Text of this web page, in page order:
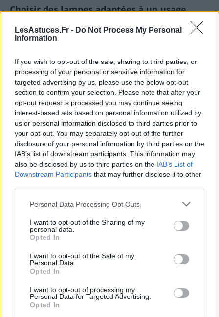
LesAstuces.Fr - Do Not Process My Personal
Information
If you wish to opt-out of the sale, sharing to third parties, or
processing of your personal or sensitive information for
targeted advertising by us, please use the below opt-out
section to confirm your selection. Please note that after your
opt-out request is processed you may continue seeing
interest-based ads based on personal information utilized by
us or personal information disclosed to third parties prior to
your opt-out. You may separately opt-out of the further
disclosure of your personal information by third parties on the
IAB’s list of downstream participants. This information may
also be disclosed by us to third parties on the IAB’s List of
Downstream Participants that may further disclose it to other
Personal Data Processing Opt Outs
I want to opt-out of the Sharing of my
personal data.
Opted In
I want to opt-out of the Sale of my
Personal Data.
Opted In
I want to opt-out of processing my
Personal Data for Targeted Advertising.
Opted In
Choisir des lampes adaptées à un usage
Optez pour des lampes à LED avec un flux lumineux
personnalisable. Certaines lampes proposent des
filtres anti-lumière bleue, ce qui peut réduire la
fatigue oculaire liée aux écrans.
Équiper son espace avec des filtres pour
écrans
L’utilisation de filtres ou de verres anti-lumière bleue
peut contribuer à diminuer la fatigue oculaire lors de
longues sessions devant un ordinateur ou une
tablette. Ces accessoires réduisent la quantité de
améliorant le confort visuel.
Adapter ses habitudes pour
préserver ses yeux
Respecter la règle du 20-20-20
Pendant de longues périodes de travail devant un
écran, faites une pause toutes les 20 minutes en
regardant un objet situé à 20 pieds (environ 6 mètres)